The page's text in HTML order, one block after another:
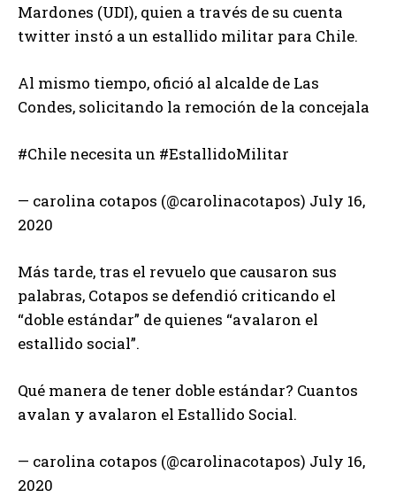
Mardones (UDI), quien a través de su cuenta
twitter instó a un estallido militar para Chile.
Al mismo tiempo, ofició al alcalde de Las
Condes, solicitando la remoción de la concejala
#Chile necesita un #EstallidoMilitar
— carolina cotapos (@carolinacotapos) July 16,
2020
Más tarde, tras el revuelo que causaron sus
palabras, Cotapos se defendió criticando el
“doble estándar” de quienes “avalaron el
estallido social”.
Qué manera de tener doble estándar? Cuantos
avalan y avalaron el Estallido Social.
— carolina cotapos (@carolinacotapos) July 16,
2020